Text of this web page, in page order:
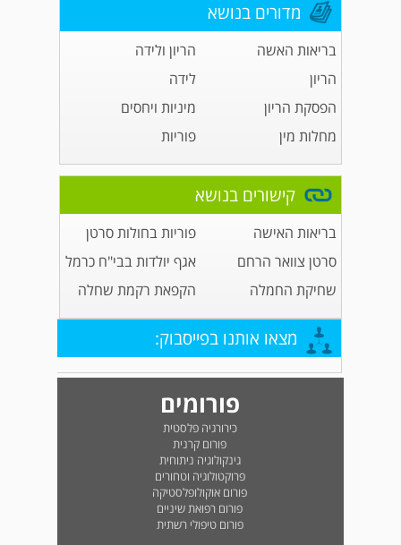
מדורים בנושא
בריאות האשה
הריון ולידה
הריון
לידה
הפסקת הריון
מיניות ויחסים
מחלות מין
פוריות
קישורים בנושא
בריאות האישה
פוריות בחולות סרטן
סרטן צוואר הרחם
אגף יולדות בבי"ח כרמל
שחיקת החמלה
הקפאת רקמת שחלה
מצאו אותנו בפייסבוק:
פורומים
כירורגיה פלסטית
פורום קרנית
גינקולוגיה ניתוחית
פרוקטולוגיה וטחורים
פורום אוקולופלסטיקה
פורום רפואת שיניים
פורום טיפולי רשתית